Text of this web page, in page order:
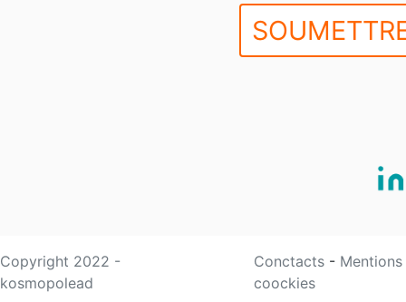
Copyright 2022 -
kosmopolead
Conctacts -
coockies